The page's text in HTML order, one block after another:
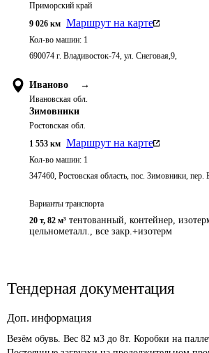
Приморский край
9 026 км Маршрут на карте
Кол-во машин: 1
690074 г. Владивосток-74, ул. Снеговая,9,
Иваново →
Ивановская обл.
Зимовники
Ростовская обл.
1 553 км Маршрут на карте
Кол-во машин: 1
347460, Ростовская область, пос. Зимовники, пер.
Варианты транспорта
20 т, 82 м³ тентованный, контейнер,
цельнометалл., все закр.+изотерм
Тендерная документация
Доп. информация
Везём обувь. Вес 82 м3 до 8т. Коробки на